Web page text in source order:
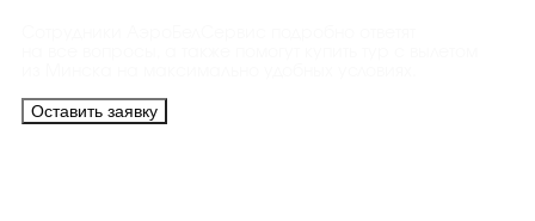
Оставить заявку